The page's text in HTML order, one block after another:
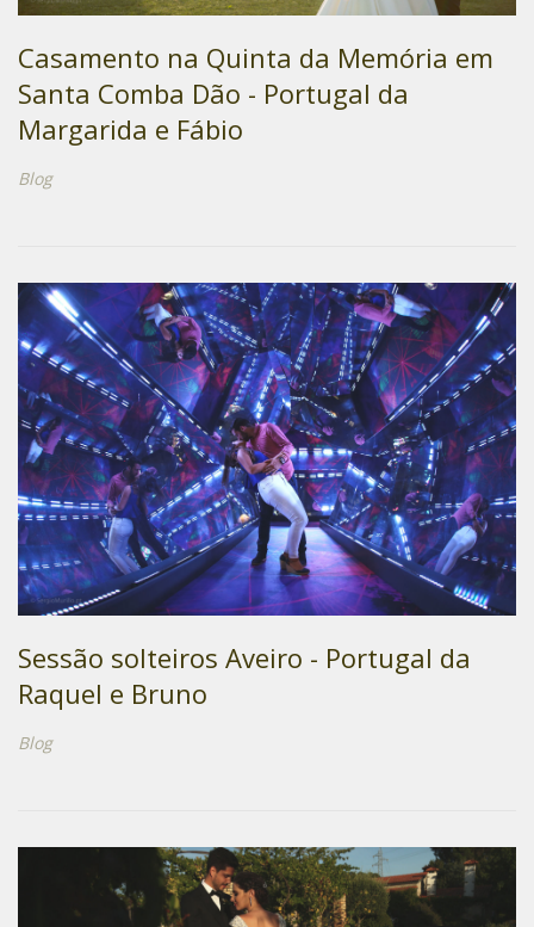
Casamento na Quinta da Memória em
Santa Comba Dão - Portugal da
Margarida e Fábio
Blog
Sessão solteiros Aveiro - Portugal da
Raquel e Bruno
Blog